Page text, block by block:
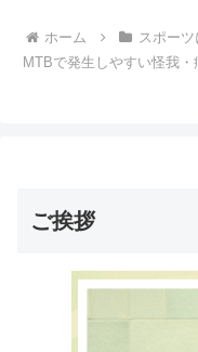
ホーム スポー
MTBで発生しやすい怪我・
ご挨拶